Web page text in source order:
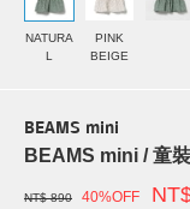
NATURA
L
PINK
BEIGE
BEAMS mini
BEAMS mini / 童
NT$ 890 40%OFF